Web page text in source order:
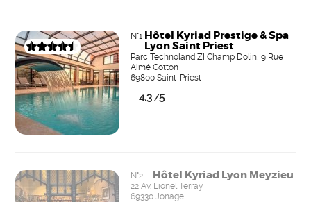
N°1
-
Hôtel Kyriad Prestige & Spa
Lyon Saint Priest
Parc Technoland ZI Champ Dolin, 9 Rue
Aimé Cotton
69800 Saint-Priest
4.3 /5
N°2 - Hôtel Kyriad Lyon Meyzieu
22 Av. Lionel Terray
69330 Jonage